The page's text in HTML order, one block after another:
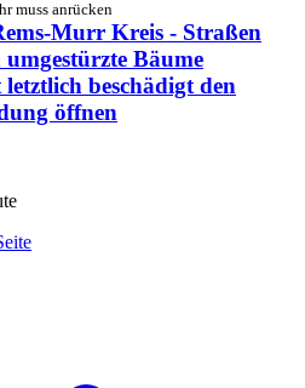
muss anrücken
Murr Kreis - Straßen
Bäume
beschädigt den
öffnen